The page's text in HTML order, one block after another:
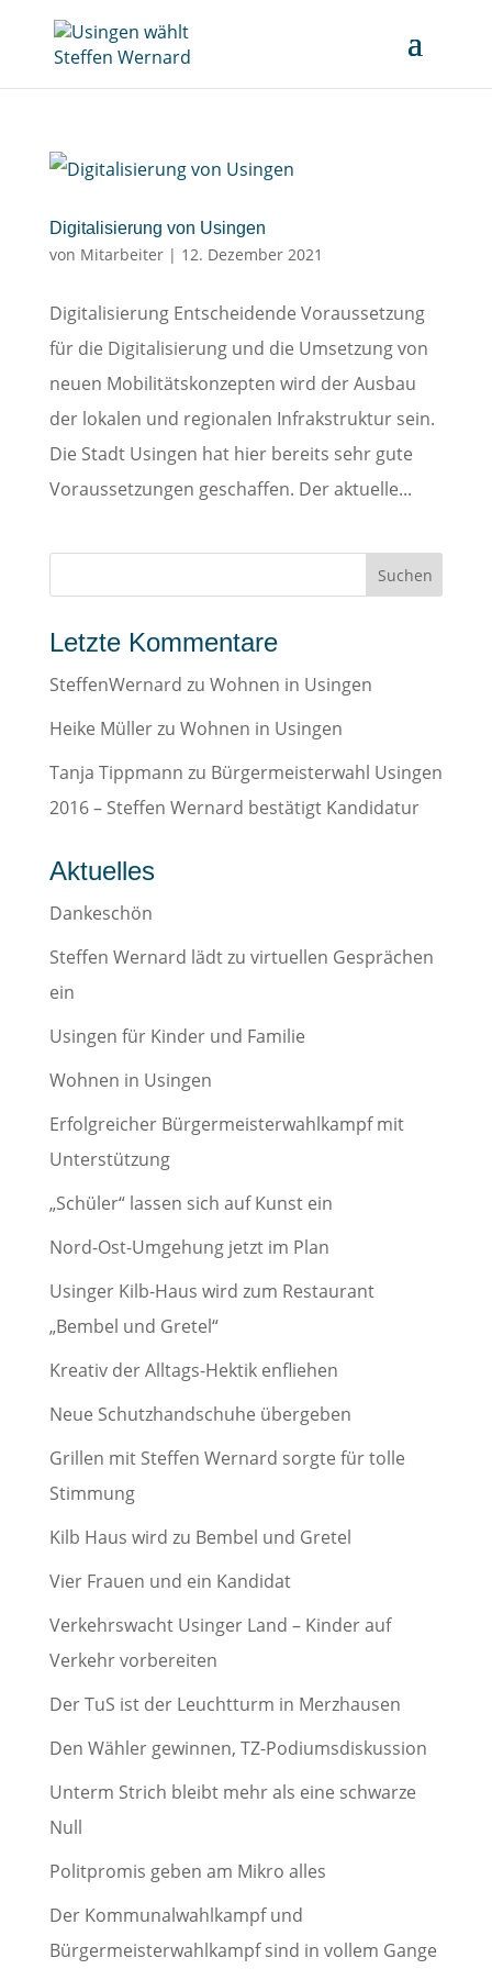
Digitalisierung von Usingen
von Mitarbeiter| 12. Dezember 2021
Digitalisierung Entscheidende Voraussetzung
für die Digitalisierung und die Umsetzung von
neuen Mobilitätskonzepten wird der Ausbau
der lokalen und regionalen Infrakstruktur sein.
Die Stadt Usingen hat hier bereits sehr gute
Voraussetzungen geschaffen. Der aktuelle...
Letzte Kommentare
SteffenWernard zu Wohnen in Usingen
Heike Müllerzu Wohnen in Usingen
Tanja Tippmann zu Bürgermeisterwahl Usingen
2016 – Steffen Wernard bestätigt Kandidatur
Aktuelles
Dankeschön
Steffen Wernard lädt zu virtuellen Gesprächen
ein
Usingen für Kinder und Familie
Wohnen in Usingen
Erfolgreicher Bürgermeisterwahlkampf mit
Unterstützung
„Schüler“ lassen sich auf Kunst ein
Nord-Ost-Umgehung jetzt im Plan
Usinger Kilb-Haus wird zum Restaurant
„Bembel und Gretel“
Kreativ der Alltags-Hektik enfliehen
Neue Schutzhandschuhe übergeben
Grillen mit Steffen Wernard sorgte für tolle
Stimmung
Kilb Haus wird zu Bembel und Gretel
Vier Frauen und ein Kandidat
Verkehrswacht Usinger Land – Kinder auf
Verkehr vorbereiten
Der TuS ist der Leuchtturm in Merzhausen
Den Wähler gewinnen, TZ-Podiumsdiskussion
Unterm Strich bleibt mehr als eine schwarze
Null
Politpromis geben am Mikro alles
Der Kommunalwahlkampf und
Bürgermeisterwahlkampf sind in vollem Gange